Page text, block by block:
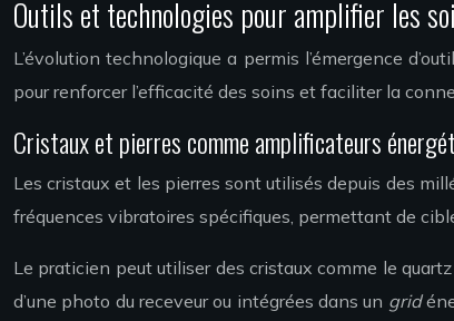
Outils et technologies pour amplifier les
L’évolution technologique a permis l’émergence
pour renforcer l’efficacité des soins et faciliter la
Cristaux et pierres comme amplificateurs
Les cristaux et les pierres sont utilisés depuis des
fréquences vibratoires spécifiques, permettant de
Le praticien peut utiliser des cristaux comme le
d’une photo du receveur ou intégrées dans un grid